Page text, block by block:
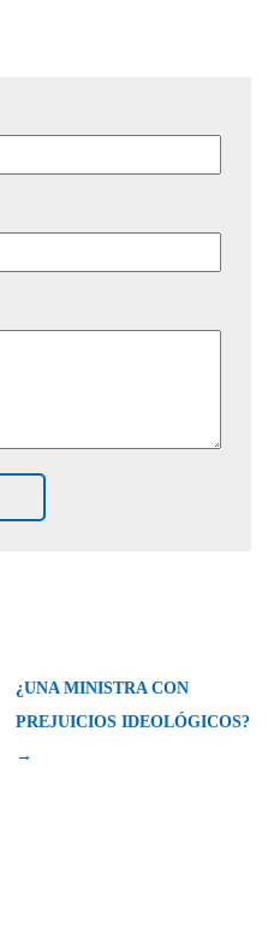
¿UNA MINISTRA CON
PREJUICIOS IDEOLÓGICOS?
→